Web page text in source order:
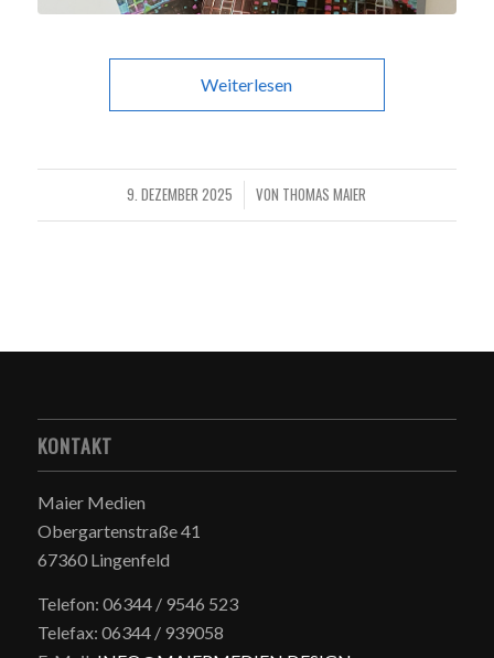
Weiterlesen
9. DEZEMBER 2025
/ VON THOMAS MAIER
KONTAKT
Maier Medien
Obergartenstraße 41
67360 Lingenfeld
Telefon: 06344 / 9546 523
Telefax: 06344 / 939058